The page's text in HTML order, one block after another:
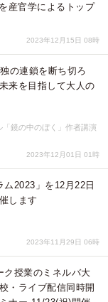
産官学によるトップ
2023年12月15日 08時
の連鎖を断ち切ろ
来を目指して大人の
鏡の中のぼく」作者講演
2023年12月01日 01時
ム2023」を12月22日
します
2023年11月29日 06時
ク授業のミネルバ大
・ライブ配信同時開